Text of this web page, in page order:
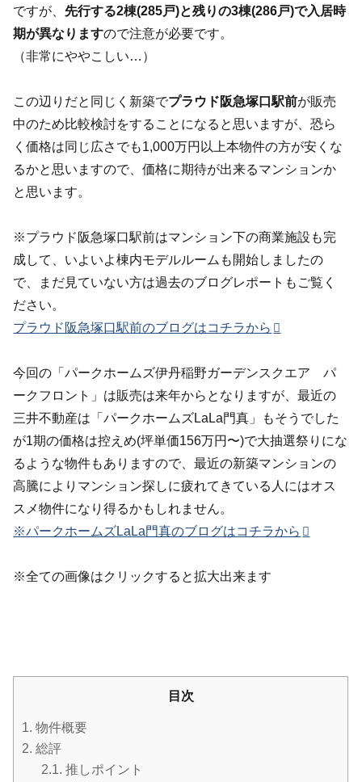
ですが、 先行する2棟(285戸)と残りの3棟(286戸)で入居時
期が異なりますので注意が必要です。
（非常にややこしい…）
この辺りだと同じく新築でプラウド阪急塚口駅前が販売
中のため比較検討をすることになると思いますが、恐ら
く価格は同じ広さでも1,000万円以上本物件の方が安くな
るかと思いますので、価格に期待が出来るマンションか
と思います。
※プラウド阪急塚口駅前はマンション下の商業施設も完
成して、いよいよ棟内モデルルームも開始しましたの
で、まだ見ていない方は過去のブログレポートもご覧く
ださい。
プラウド阪急塚口駅前のブログはコチラから
今回の「パークホームズ伊丹稲野ガーデンスクエア パ
ークフロント」は販売は来年からとなりますが、最近の
三井不動産は「パークホームズLaLa門真」もそうでした
が1期の価格は控えめ(坪単価156万円〜)で大抽選祭りにな
るような物件もありますので、最近の新築マンションの
高騰によりマンション探しに疲れてきている人にはオス
スメ物件になり得るかもしれません。
※パークホームズLaLa門真のブログはコチラから
※全ての画像はクリックすると拡大出来ます
目次
1. 物件概要
2. 総評
2.1. 推しポイント